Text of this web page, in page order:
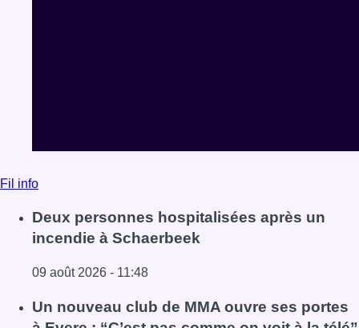
Fil info
Deux personnes hospitalisées après un
incendie à Schaerbeek
09 août 2026 - 11:48
Lire l'article Deux personnes hospitalisées après un
Un nouveau club de MMA ouvre ses portes